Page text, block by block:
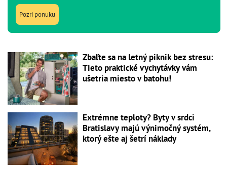
Pozri ponuku
Zbaľte sa na letný piknik bez stresu:
Tieto praktické vychytávky vám
ušetria miesto v batohu!
Extrémne teploty? Byty v srdci
Bratislavy majú výnimočný systém,
ktorý ešte aj šetrí náklady